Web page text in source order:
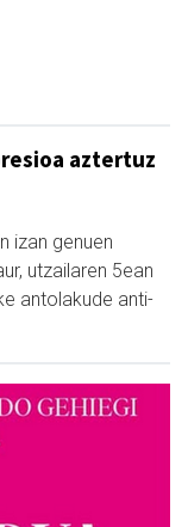
aztertuz
izan genuen
utzailaren 5ean
antolakude anti-